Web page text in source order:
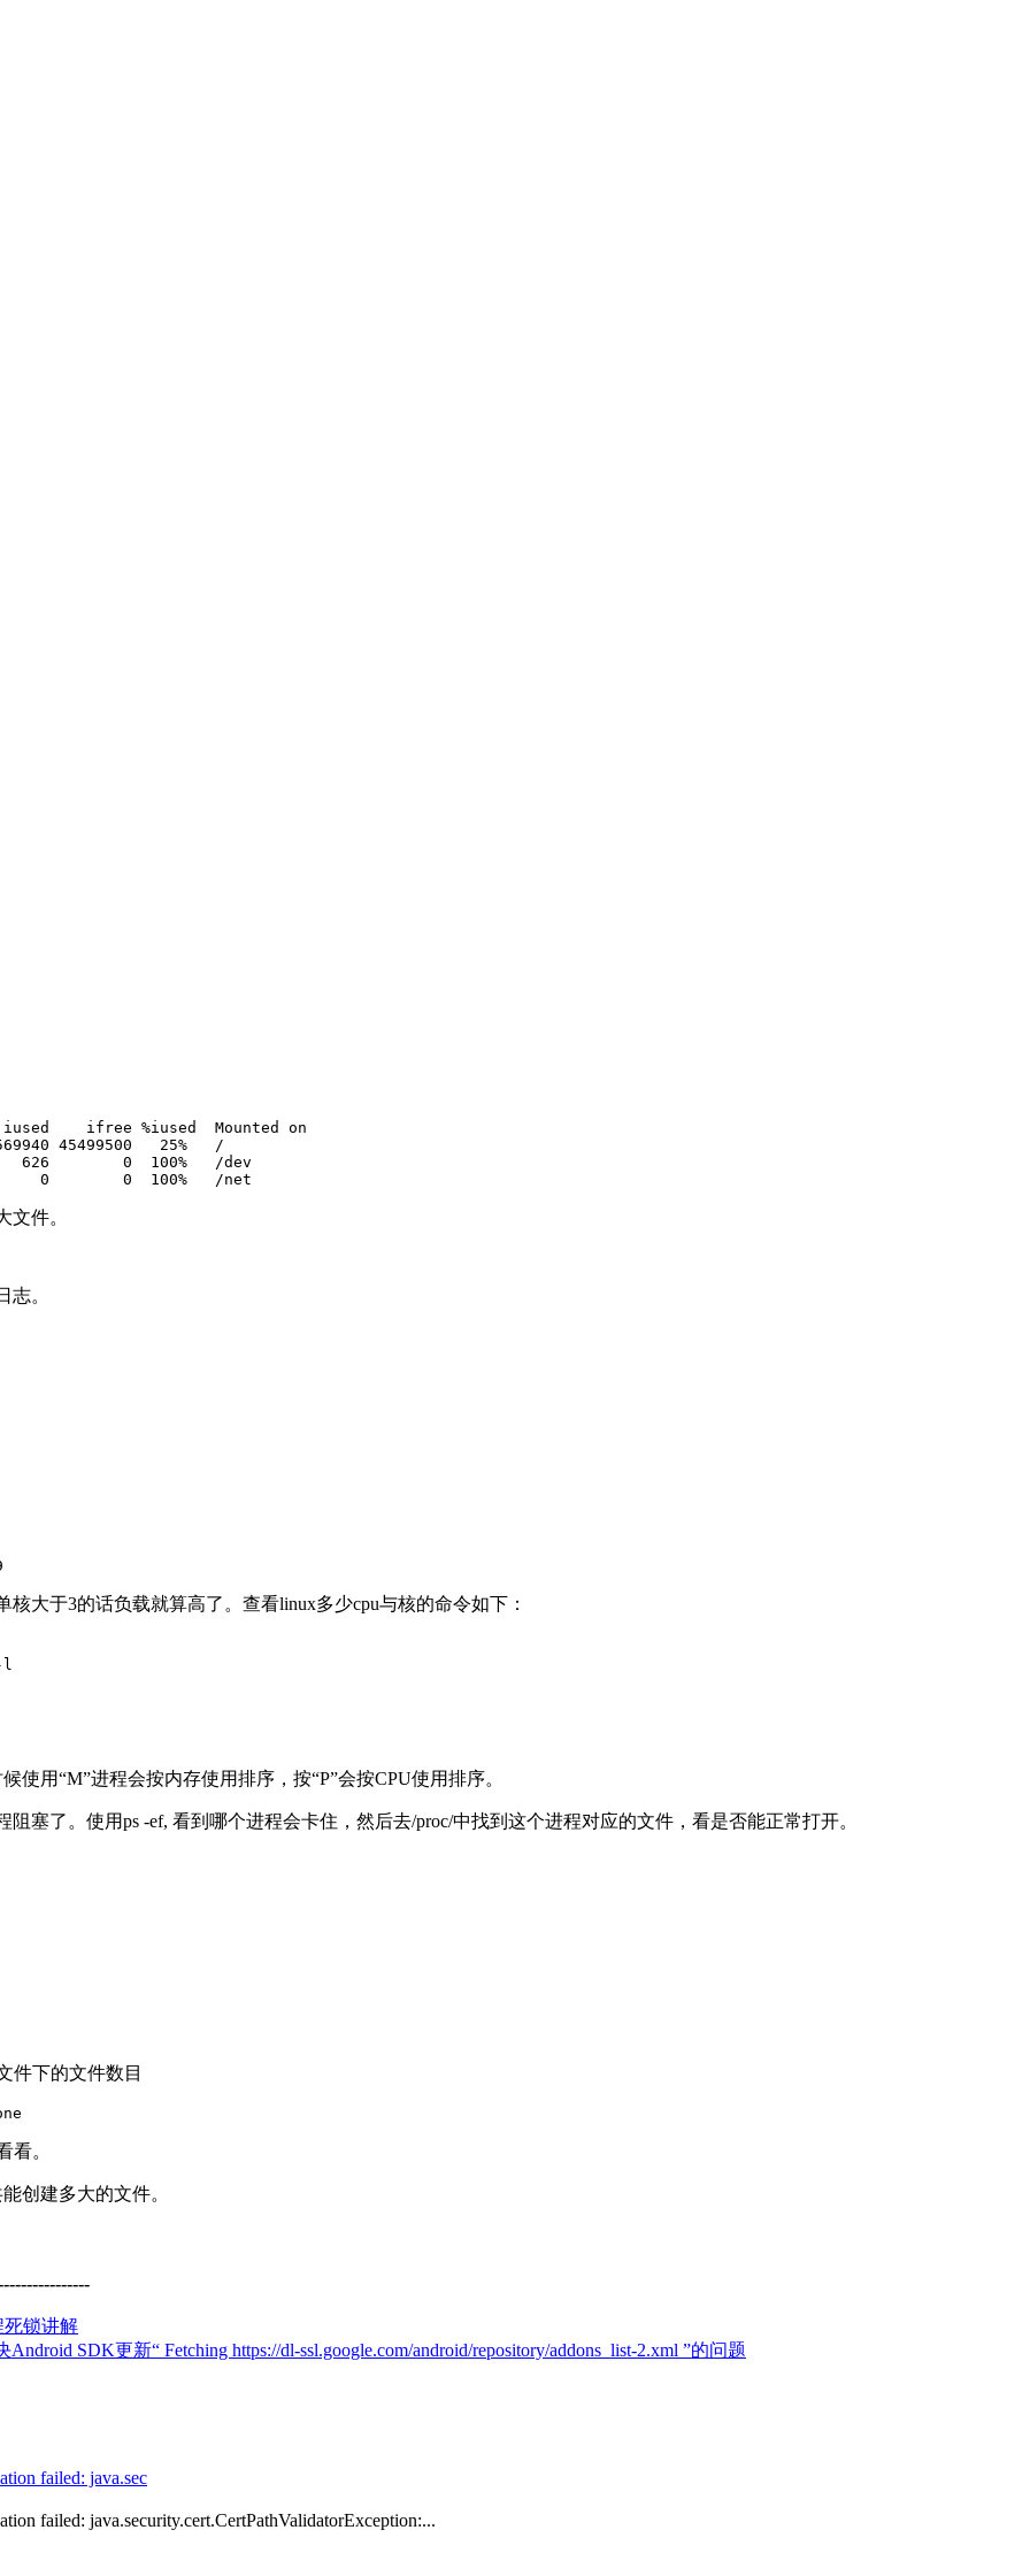
ifree %iused  Mounted on
45499500   25%   /
0  100%   /dev
0        0  100%   /net
件。
。
大于3的话负载就算高了。查看linux多少cpu与核的命令如下：
l
用“M”进程会按内存使用排序，按“P”会按CPU使用排序。
塞了。使用ps -ef, 看到哪个进程会卡住，然后去/proc/中找到这个进程对应的文件，看是否能正常打开。
件下的文件数目
看。
创建多大的文件。
死锁讲解
SDK更新“ Fetching https://dl-ssl.google.com/android/repository/addons_list-2.xml ”的问题
failed: java.sec
failed: java.security.cert.CertPathValidatorException:...